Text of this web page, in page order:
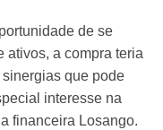
de se
ativos, a compra teria
que pode
interesse na
financeira Losango.